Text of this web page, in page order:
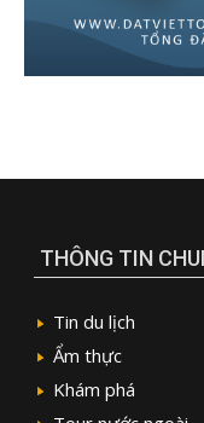
THÔNG TIN
Tin du lịch
Ẩm thực
Khám phá